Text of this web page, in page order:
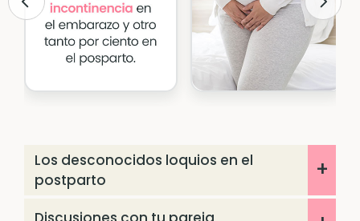
Los desconocidos loquios en el
postparto